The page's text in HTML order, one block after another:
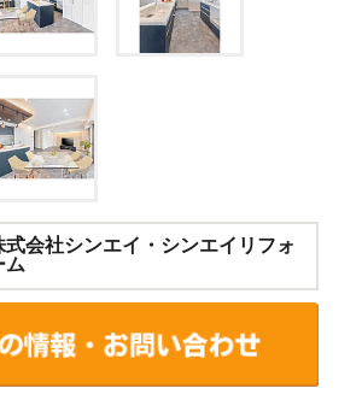
式会社シンエイ・シンエイリフォ
ム